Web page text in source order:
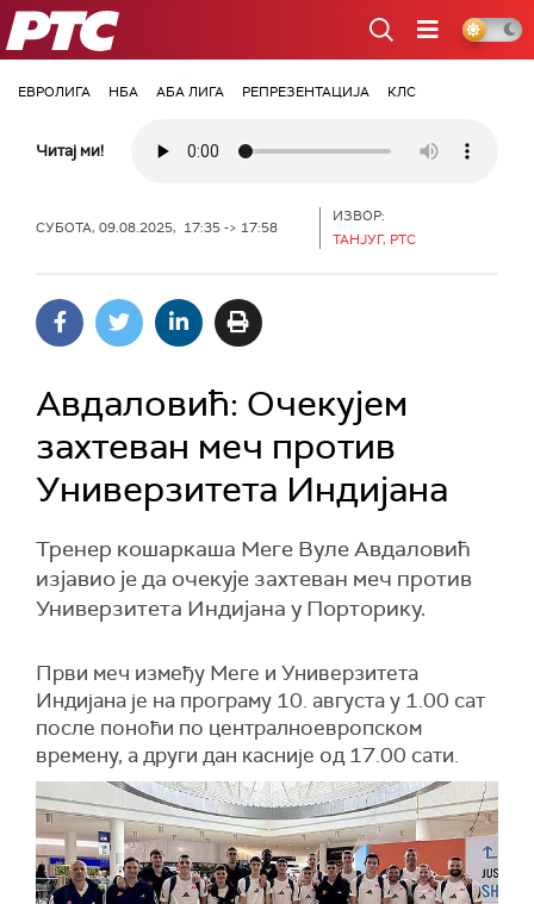
РТС
ЕВРОЛИГА НБА АБА ЛИГА РЕПРЕЗЕНТАЦИЈА КЛС
Читај ми!
СУБОТА, 09.08.2025, 17:35 -> 17:58
ИЗВОР:
ТАНЈУГ, РТС
Авдаловић: Очекујем
захтеван меч против
Универзитета Индијана
Тренер кошаркаша Меге Вуле Авдаловић
изјавио је да очекује захтеван меч против
Универзитета Индијана у Порторику.
Први меч између Меге и Универзитета
Индијана је на програму 10. августа у 1.00 сат
после поноћи по централноевропском
времену, а други дан касније од 17.00 сати.